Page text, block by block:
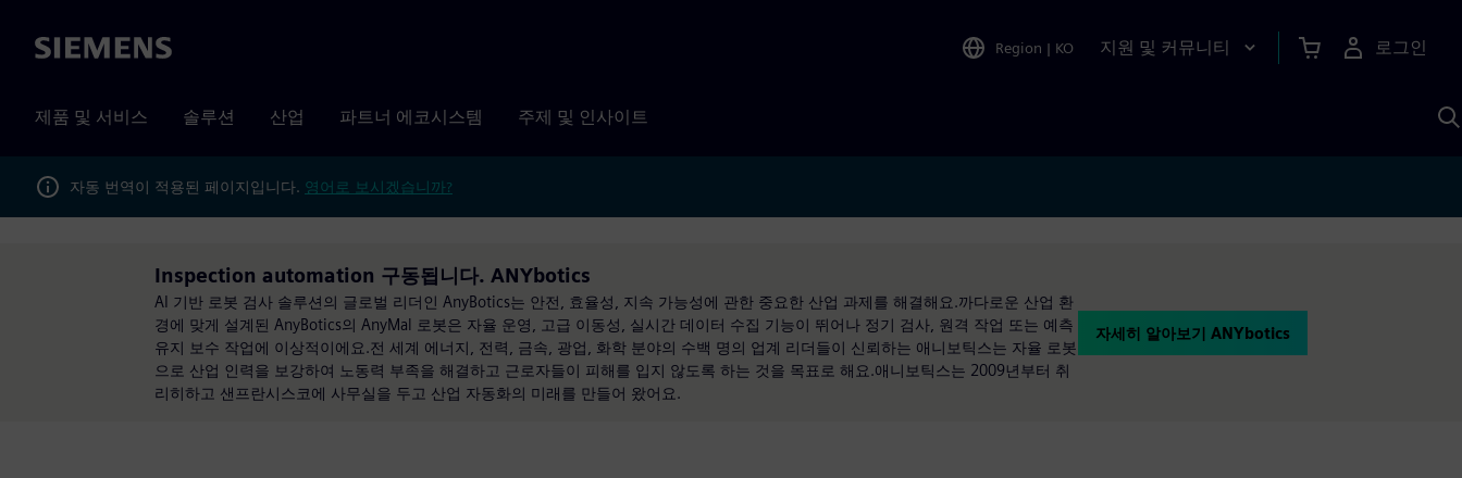
Siemens Region | KO 지원 및 커뮤니티 로그인
제품 및 서비스 솔루션 산업 파트너 에코시스템 주제 및 인사이트
자동 번역이 적용된 페이지입니다. 영어로 보시겠습니까?
Inspection automation 구동됩니다. ANYbotics
AI 기반 로봇 검사 솔루션의 글로벌 리더인 AnyBotics는 안전, 효율성, 지속 가능성에 관한 중요한 산업 과제를 해결해요.까다로운 산업 환
경에 맞게 설계된 AnyBotics의 AnyMal 로봇은 자율 운영, 고급 이동성, 실시간 데이터 수집 기능이 뛰어나 정기 검사, 원격 작업 또는 예측
유지 보수 작업에 이상적이에요.전 세계 에너지, 전력, 금속, 광업, 화학 분야의 수백 명의 업계 리더들이 신뢰하는 애니보틱스는 자율 로봇
으로 산업 인력을 보강하여 노동력 부족을 해결하고 근로자들이 피해를 입지 않도록 하는 것을 목표로 해요.애니보틱스는 2009년부터 취
리히하고 샌프란시스코에 사무실을 두고 산업 자동화의 미래를 만들어 왔어요.
자세히 알아보기 ANYbotics